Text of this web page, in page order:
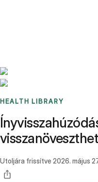
HEALTH LIBRARY
Utoljára frissítve 2026. május